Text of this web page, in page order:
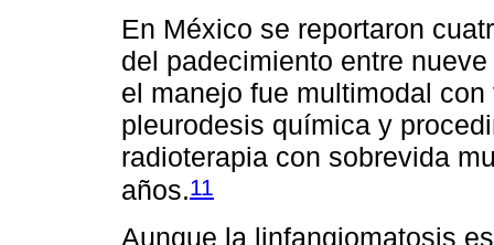
En México se reportaron
del padecimiento entre
el manejo fue multimodal
pleurodesis química y
radioterapia con sobrevida
años.11
Aunque la linfangiomatosis